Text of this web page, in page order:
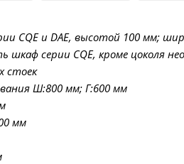
CQE и DAE, высотой 100 мм;
серии CQE, кроме цоколя
стоек
Ш:800 мм; Г:600 мм
мм